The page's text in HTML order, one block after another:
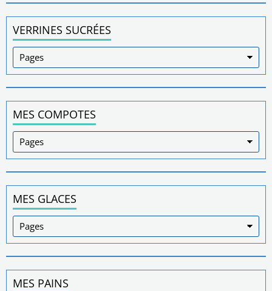
VERRINES SUCRÉES
MES COMPOTES
MES GLACES
MES PAINS